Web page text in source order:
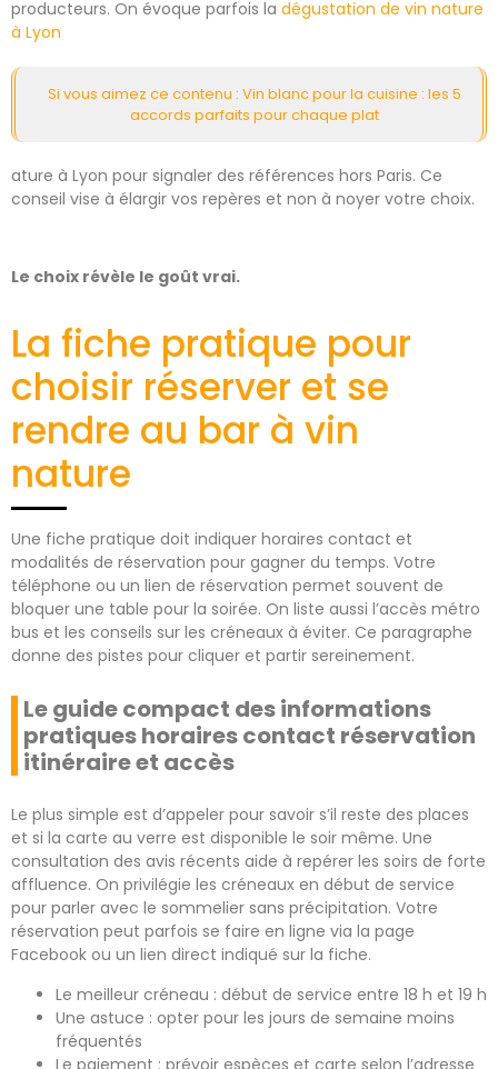
producteurs. On évoque parfois la dégustation de vin nature
à Lyon
Si vous aimez ce contenu : Vin blanc pour la cuisine : les 5
accords parfaits pour chaque plat
ature à Lyon pour signaler des références hors Paris. Ce
conseil vise à élargir vos repères et non à noyer votre choix.
Le choix révèle le goût vrai.
La fiche pratique pour
choisir réserver et se
rendre au bar à vin
nature
Une fiche pratique doit indiquer horaires contact et
modalités de réservation pour gagner du temps. Votre
téléphone ou un lien de réservation permet souvent de
bloquer une table pour la soirée. On liste aussi l’accès métro
bus et les conseils sur les créneaux à éviter. Ce paragraphe
donne des pistes pour cliquer et partir sereinement.
Le guide compact des informations
pratiques horaires contact réservation
itinéraire et accès
Le plus simple est d’appeler pour savoir s’il reste des places
et si la carte au verre est disponible le soir même. Une
consultation des avis récents aide à repérer les soirs de forte
affluence. On privilégie les créneaux en début de service
pour parler avec le sommelier sans précipitation. Votre
réservation peut parfois se faire en ligne via la page
Facebook ou un lien direct indiqué sur la fiche.
Le meilleur créneau : début de service entre 18 h et 19 h
Une astuce : opter pour les jours de semaine moins
fréquentés
Le paiement : prévoir espèces et carte selon l’adresse